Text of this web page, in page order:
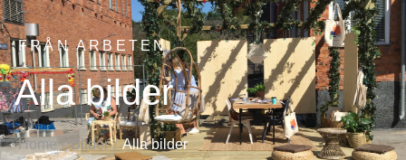
FRÅN ARBETEN
Alla bilder
Home / Bilder / Alla bilder